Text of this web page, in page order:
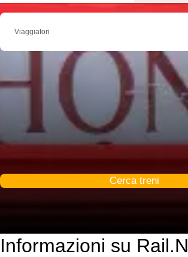
Viaggiatori
Cerca treni
Informazioni su